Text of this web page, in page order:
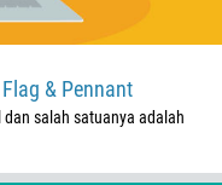
& Pennant
salah satuanya adalah